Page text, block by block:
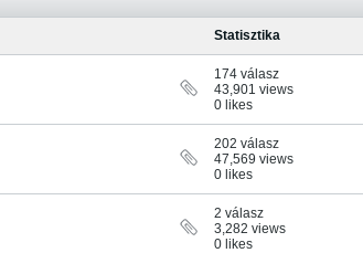
Statisztika
174 válasz
43,901 views
0 likes
202 válasz
47,569 views
0 likes
2 válasz
3,282 views
0 likes